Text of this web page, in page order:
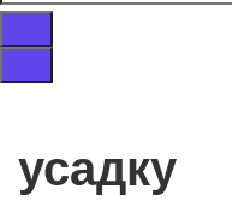
Дачные
усадку